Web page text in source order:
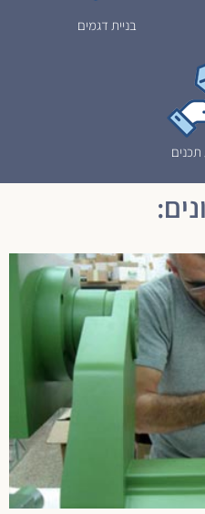
בניית דגמים
בבנית דגמים
חומר במצב נוזלי לתבנית.
מוצר קשיח בנגטיב לתבנית ...